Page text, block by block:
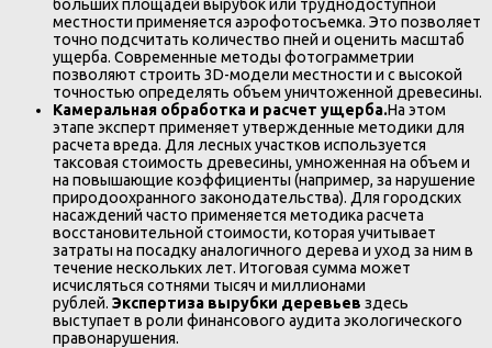
больших площадей вырубок или труднодоступной
местности применяется аэрофотосъемка. Это позволяет
точно подсчитать количество пней и оценить масштаб
ущерба. Современные методы фотограмметрии
позволяют строить 3D-модели местности и с высокой
точностью определять объем уничтоженной древесины.
Камеральная обработка и расчет ущерба.На этом
этапе эксперт применяет утвержденные методики для
расчета вреда. Для лесных участков используется
таксовая стоимость древесины, умноженная на объем и
на повышающие коэффициенты (например, за нарушение
природоохранного законодательства). Для городских
насаждений часто применяется методика расчета
восстановительной стоимости, которая учитывает
затраты на посадку аналогичного дерева и уход за ним в
течение нескольких лет. Итоговая сумма может
исчисляться сотнями тысяч и миллионами
рублей. Экспертиза вырубки деревьев здесь
выступает в роли финансового аудита экологического
правонарушения.